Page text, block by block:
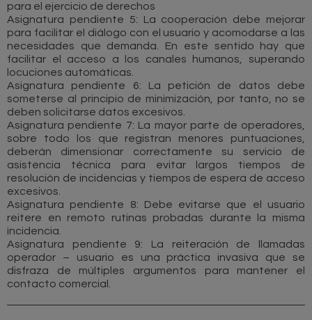
para el ejercicio de derechos
Asignatura pendiente 5: La cooperación debe mejorar
para facilitar el diálogo con el usuario y acomodarse a las
necesidades que demanda. En este sentido hay que
facilitar el acceso a los canales humanos, superando
locuciones automáticas.
Asignatura pendiente 6: La petición de datos debe
someterse al principio de minimización, por tanto, no se
deben solicitarse datos excesivos.
Asignatura pendiente 7: La mayor parte de operadores,
sobre todo los que registran menores puntuaciones,
deberán dimensionar correctamente su servicio de
asistencia técnica para evitar largos tiempos de
resolución de incidencias y tiempos de espera de acceso
excesivos.
Asignatura pendiente 8: Debe evitarse que el usuario
reitere en remoto rutinas probadas durante la misma
incidencia.
Asignatura pendiente 9: La reiteración de llamadas
operador – usuario es una práctica invasiva que se
disfraza de múltiples argumentos para mantener el
contacto comercial.